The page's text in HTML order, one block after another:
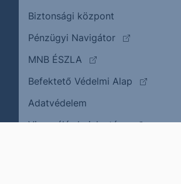
Biztonsági központ
Pénzügyi Navigátor
(külső oldalra
MNB ÉSZLA
(külső oldalra ugrik)
Befektető Védelmi Alap
(külső
Adatvédelem
Visszaélés bejelentése(külső